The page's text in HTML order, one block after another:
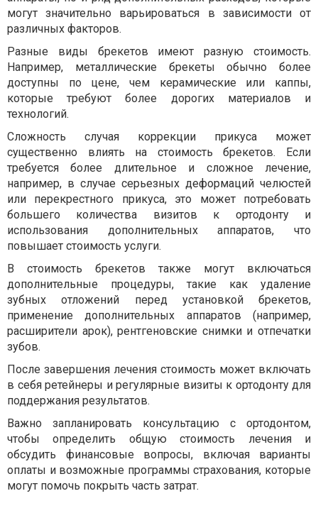
могут значительно варьироваться в зависимости от
различных факторов.
Разные виды брекетов имеют разную стоимость.
Например, металлические брекеты обычно более
доступны по цене, чем керамические или каппы,
которые требуют более дорогих материалов и
технологий.
Сложность случая коррекции прикуса может
существенно влиять на стоимость брекетов. Если
требуется более длительное и сложное лечение,
например, в случае серьезных деформаций челюстей
или перекрестного прикуса, это может потребовать
большего количества визитов к ортодонту и
использования дополнительных аппаратов, что
повышает стоимость услуги.
В стоимость брекетов также могут включаться
дополнительные процедуры, такие как удаление
зубных отложений перед установкой брекетов,
применение дополнительных аппаратов (например,
расширители арок), рентгеновские снимки и отпечатки
зубов.
После завершения лечения стоимость может включать
в себя ретейнеры и регулярные визиты к ортодонту для
поддержания результатов.
Важно запланировать консультацию с ортодонтом,
чтобы определить общую стоимость лечения и
обсудить финансовые вопросы, включая варианты
оплаты и возможные программы страхования, которые
могут помочь покрыть часть затрат.